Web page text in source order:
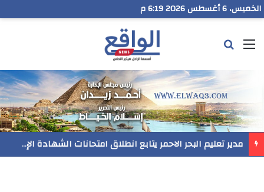
الخميس، 6 أغسطس 2026 6:19 م
القائمة
مدير تعليم البحر الاحمر يتابع انطلاق امتحانات الشهادة الإعدادية ويؤكد: الانضباط